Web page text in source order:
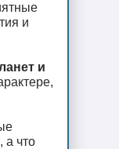
и
и
а что